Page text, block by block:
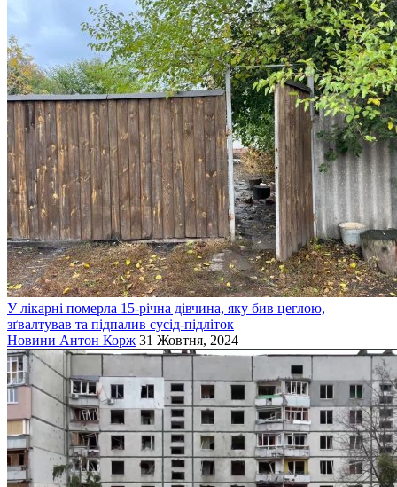
У лікарні померла 15-річна дівчина, яку бив цеглою,
зґвалтував та підпалив сусід-підліток
Новини Антон Корж 31 Жовтня, 2024